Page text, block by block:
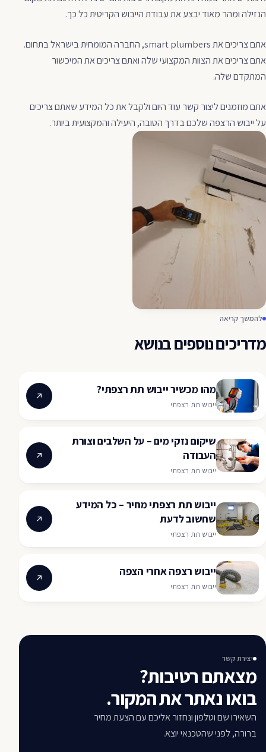
הנזילה ומהר מאוד יבצע את עבודת הייבוש הקריטית כל כך.
אתם צריכים את smart plumbers, החברה המומחית בישראל בתחום.
אתם צריכים את הצוות המקצועי שלה ואתם צריכים את המיכשור
המתקדם שלה.
אתם מוזמנים ליצור קשר עוד היום ולקבל את כל המידע שאתם צריכים
על ייבוש הרצפה שלכם בדרך הטובה, היעילה והמקצועית ביותר.
להמשך קריאה
מדריכים נוספים בנושא
מהו מכשיר ייבוש תת רצפתי?
ייבוש תת רצפתי
שיקום נזקי מים – על השלבים וצורת
העבודה
ייבוש תת רצפתי
ייבוש תת רצפתי מחיר – כל המידע
שחשוב לדעת
ייבוש תת רצפתי
ייבוש רצפה אחרי הצפה
ייבוש תת רצפתי
יצירת קשר
מצאתם רטיבות?
בואו נאתר את המקור.
השאירו שם וטלפון ונחזור אליכם עם הצעת מחיר
ברורה, לפני שהטכנאי יוצא.